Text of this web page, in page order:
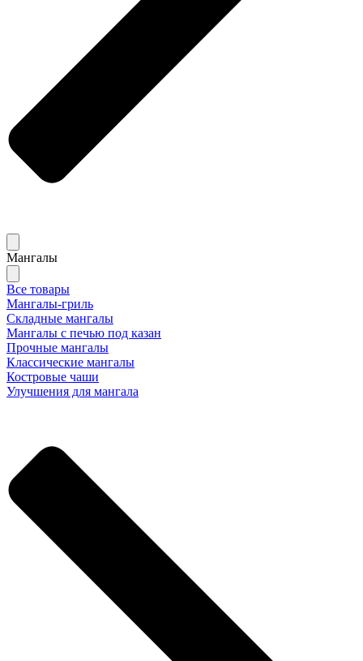
Мангалы
Все товары
Мангалы-гриль
Складные мангалы
Мангалы с печью под казан
Прочные мангалы
Классические мангалы
Костровые чаши
Улучшения для мангала